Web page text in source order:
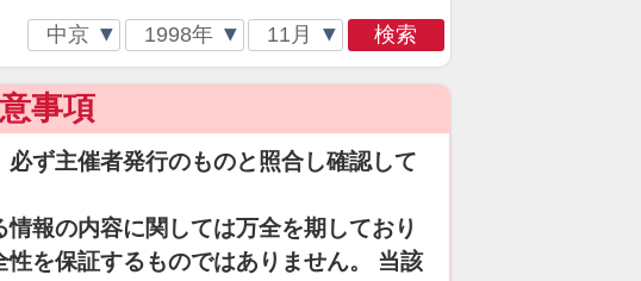
検索
事項
ず主催者発行のものと照合し確認して
報の内容に関しては万全を期しており
を保証するものではありません。 当該